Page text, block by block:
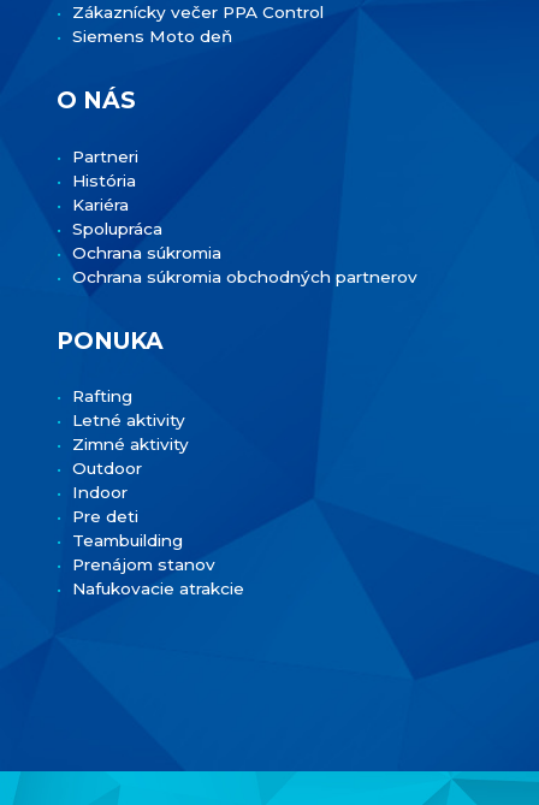
Zákaznícky večer PPA Control
Siemens Moto deň
O NÁS
Partneri
História
Kariéra
Spolupráca
Ochrana súkromia
Ochrana súkromia obchodných partnerov
PONUKA
Rafting
Letné aktivity
Zimné aktivity
Outdoor
Indoor
Pre deti
Teambuilding
Prenájom stanov
Nafukovacie atrakcie